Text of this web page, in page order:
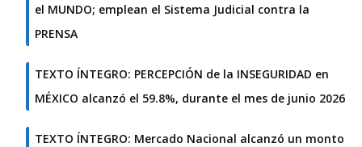
el MUNDO; emplean el Sistema Judicial contra la
PRENSA
TEXTO ÍNTEGRO: PERCEPCIÓN de la INSEGURIDAD en
MÉXICO alcanzó el 59.8%, durante el mes de junio 2026
TEXTO ÍNTEGRO: Mercado Nacional alcanzó un monto